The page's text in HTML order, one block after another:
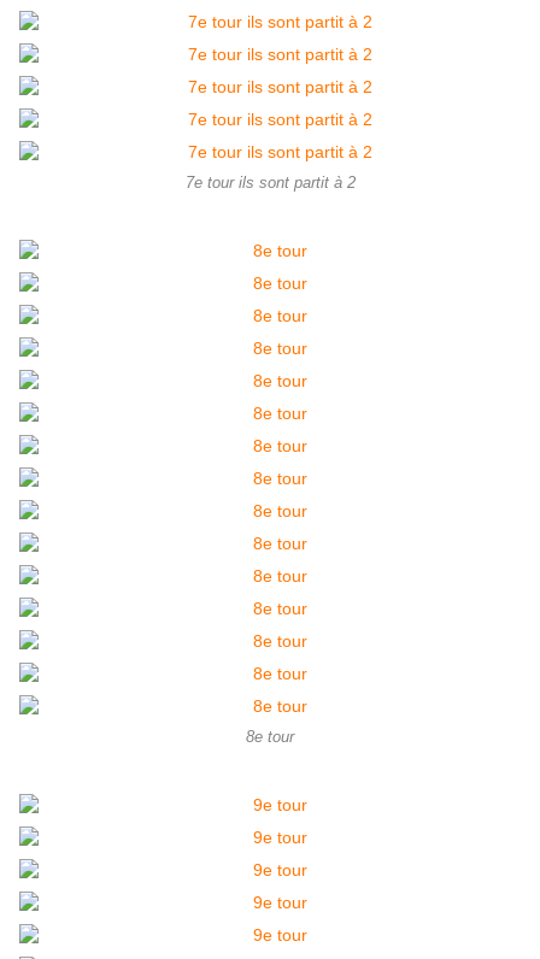
7e tour ils sont partit à 2
8e tour